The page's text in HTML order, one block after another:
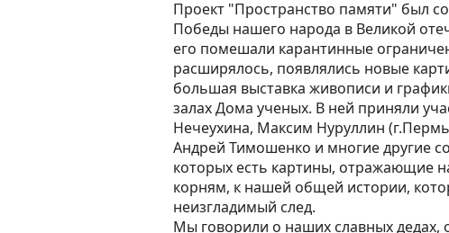
Проект "Пространство памяти" был
Победы нашего народа в Великой
его помешали карантинные
расширялось, появлялись новые
большая выставка живописи и
залах Дома ученых. В ней приняли
Нечеухина, Максим Нуруллин
Андрей Тимошенко и многие другие
которых есть картины, отражающие
корням, к нашей общей истории,
неизгладимый след.
Мы говорили о наших славных